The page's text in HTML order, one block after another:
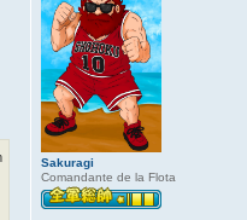
Sakuragi
Comandante de la Flota